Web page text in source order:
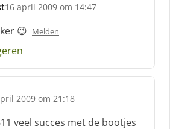
16 april 2009 om 14:47
😉 Melden
2009 om 21:18
veel succes met de bootjes